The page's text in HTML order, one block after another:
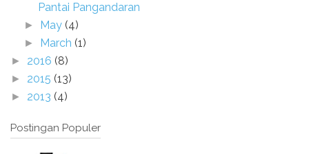
Pantai Pangandaran
► May (4)
► March (1)
► 2016 (8)
► 2015 (13)
► 2013 (4)
Postingan Populer